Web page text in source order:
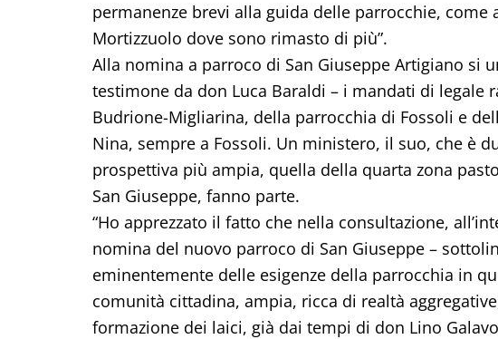
permanenze brevi alla guida delle parrocchie,
Mortizzuolo dove sono rimasto di più”.
Alla nomina a parroco di San Giuseppe Artigiano si
testimone da don Luca Baraldi – i mandati di legale
Budrione-Migliarina, della parrocchia di Fossoli e
Nina, sempre a Fossoli. Un ministero, il suo, che è
prospettiva più ampia, quella della quarta zona
San Giuseppe, fanno parte.
“Ho apprezzato il fatto che nella consultazione,
nomina del nuovo parroco di San Giuseppe –
eminentemente delle esigenze della parrocchia in
comunità cittadina, ampia, ricca di realtà
formazione dei laici, già dai tempi di don Lino